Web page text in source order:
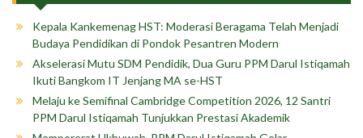
Kepala Kankemenag HST: Moderasi Beragama Telah Menjadi
Budaya Pendidikan di Pondok Pesantren Modern
Akselerasi Mutu SDM Pendidik, Dua Guru PPM Darul Istiqamah
Ikuti Bangkom IT Jenjang MA se-HST
Melaju ke Semifinal Cambridge Competition 2026, 12 Santri
PPM Darul Istiqamah Tunjukkan Prestasi Akademik